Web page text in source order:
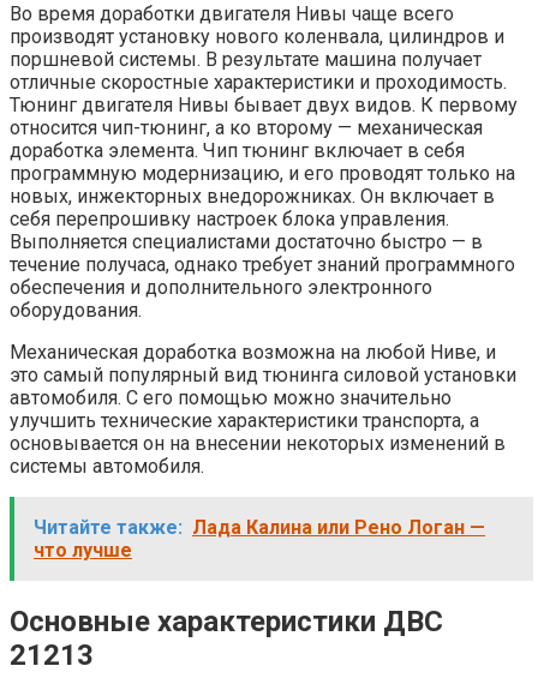
Во время доработки двигателя Нивы чаще всего
производят установку нового коленвала, цилиндров и
поршневой системы. В результате машина получает
отличные скоростные характеристики и проходимость.
Тюнинг двигателя Нивы бывает двух видов. К первому
относится чип-тюнинг, а ко второму — механическая
доработка элемента. Чип тюнинг включает в себя
программную модернизацию, и его проводят только на
новых, инжекторных внедорожниках. Он включает в
себя перепрошивку настроек блока управления.
Выполняется специалистами достаточно быстро — в
течение получаса, однако требует знаний программного
обеспечения и дополнительного электронного
оборудования.
Механическая доработка возможна на любой Ниве, и
это самый популярный вид тюнинга силовой установки
автомобиля. С его помощью можно значительно
улучшить технические характеристики транспорта, а
основывается он на внесении некоторых изменений в
системы автомобиля.
Читайте также: Лада Калина или Рено Логан —
что лучше
Основные характеристики ДВС
21213